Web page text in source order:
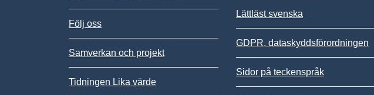
Följ oss
Samverkan och projekt
Tidningen Lika värde
Lättläst svenska
GDPR, dataskyddsförordningen
Sidor på teckenspråk